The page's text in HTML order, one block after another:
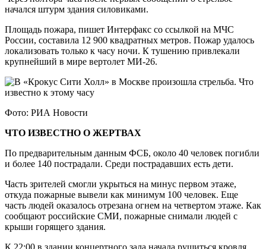
начался штурм здания силовиками.
Площадь пожара, пишет Интерфакс со ссылкой на МЧС
России, составила 12 900 квадратных метров. Пожар удалось
локализовать только к часу ночи. К тушению привлекали
крупнейший в мире вертолет МИ-26.
Фото: РИА Новости
ЧТО ИЗВЕСТНО О ЖЕРТВАХ
По предварительным данным ФСБ, около 40 человек погибли
и более 140 пострадали. Среди пострадавших есть дети.
Часть зрителей смогли укрыться на минус первом этаже,
откуда пожарные вывели как минимум 100 человек. Еще
часть людей оказалось отрезана огнем на четвертом этаже. Как
сообщают российские СМИ, пожарные снимали людей с
крыши горящего здания.
К 22:00 в здании концертного зала начала рушиться кровля.